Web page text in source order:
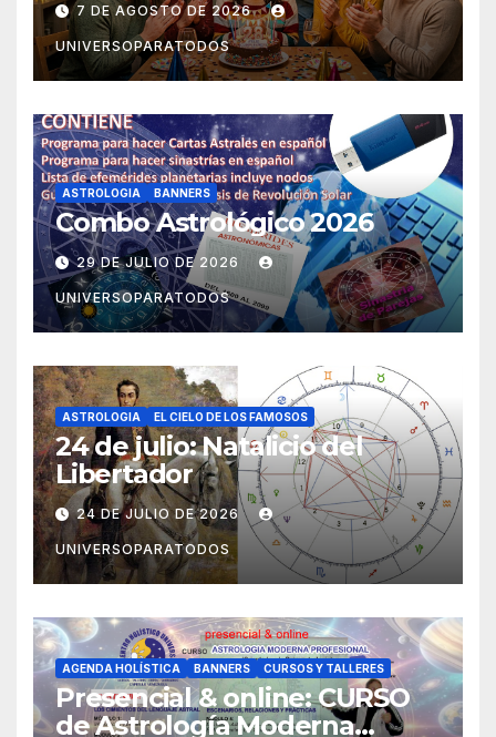
7 DE AGOSTO DE 2026
UNIVERSOPARATODOS
ASTROLOGIA BANNERS
Combo Astrológico 2026
29 DE JULIO DE 2026
UNIVERSOPARATODOS
ASTROLOGIA EL CIELO DE LOS FAMOSOS
24 de julio: Natalicio del
Libertador
24 DE JULIO DE 2026
UNIVERSOPARATODOS
AGENDA HOLÍSTICA BANNERS CURSOS Y TALLERES
Presencial & online: CURSO
de Astrología Moderna